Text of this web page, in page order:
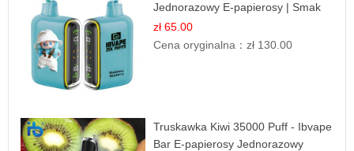
Jednorazowy E-papierosy | Smak
Leśnych Owoców
zł 65.00
Cena oryginalna：zł 130.00
Truskawka Kiwi 35000 Puff - Ibvape
Bar E-papierosy Jednorazowy